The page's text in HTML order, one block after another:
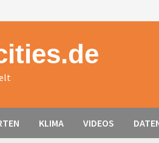
KLIMA VIDEOS